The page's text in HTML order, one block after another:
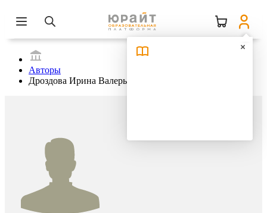
Авторы
Дроздова Ирина Валерьевна